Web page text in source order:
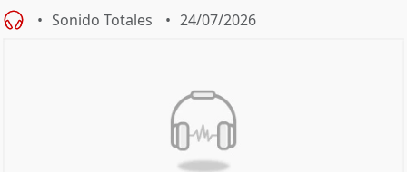
Sonido Totales 24/07/2026